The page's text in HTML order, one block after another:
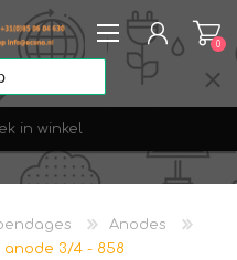
0
Anodes
3/4 - 858